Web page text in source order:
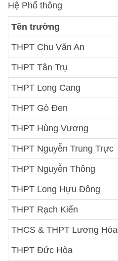
Hệ Phổ thông
Tên trường
THPT Chu Văn An
THPT Tân Trụ
THPT Long Cang
THPT Gò Đen
THPT Hùng Vương
THPT Nguyễn Trung Trực
THPT Nguyễn Thông
THPT Long Hựu Đông
THPT Rạch Kiến
THCS & THPT Lương Hòa
THPT Đức Hòa